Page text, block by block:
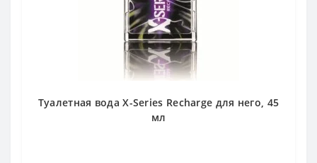
Туалетная вода X-Series Recharge для него, 45
мл